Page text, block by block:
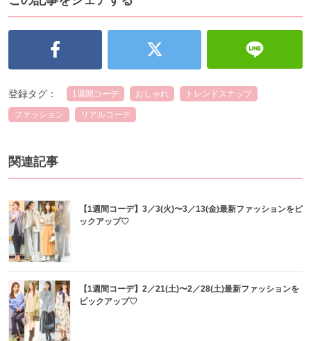
登録タグ： 1週間コーデ おしゃれ トレンドスナップ
ファッション リアルコーデ
関連記事
【1週間コーデ】3／3(火)〜3／13(金)最新ファッションをピ
ックアップ♡
【1週間コーデ】2／21(土)〜2／28(土)最新ファッションを
ピックアップ♡